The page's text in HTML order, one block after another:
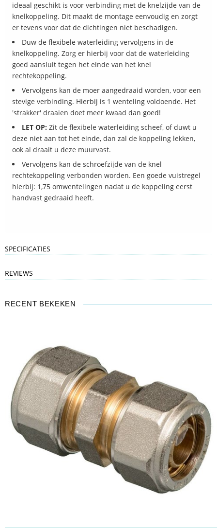
ideaal geschikt is voor verbinding met de knelzijde van de
knelkoppeling. Dit maakt de montage eenvoudig en zorgt
er tevens voor dat de dichtingen niet beschadigen.
Duw de flexibele waterleiding vervolgens in de
knelkoppeling. Zorg er hierbij voor dat de waterleiding
goed aansluit tegen het einde van het knel
rechtekoppeling.
Vervolgens kan de moer aangedraaid worden, voor een
stevige verbinding. Hierbij is 1 wenteling voldoende. Het
'strakker' draaien doet meer kwaad dan goed!
LET OP: Zit de flexibele waterleiding scheef, of duwt u
deze niet aan tot het einde, dan zal de koppeling lekken,
ook al draait u deze muurvast.
Vervolgens kan de schroefzijde van de knel
rechtekoppeling verbonden worden. Een goede vuistregel
hierbij: 1,75 omwentelingen nadat u de koppeling eerst
handvast gedraaid heeft.
SPECIFICATIES
REVIEWS
RECENT BEKEKEN